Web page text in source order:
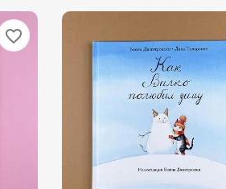
favorite_border